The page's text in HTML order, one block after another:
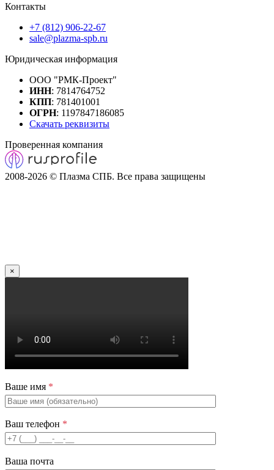
Контакты
+7 (812) 906-22-67
sale@plazma-spb.ru
Юридическая информация
ООО "РМК-Проект"
ИНН: 7814764752
КПП: 781401001
ОГРН: 1197847186085
Скачать реквизиты
Проверенная компания
2008-2026 © Плазма СПБ. Все права защищены
×
Ваше имя *
Ваш телефон *
Ваша почта